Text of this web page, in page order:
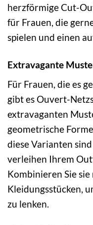
herzförmige Cut-
für Frauen, die
spielen und einen
Extravagante
Für Frauen, die es
gibt es Ouvert-
extravaganten
geometrische
diese Varianten
verleihen Ihrem
Kombinieren Sie
Kleidungsstücken,
zu lenken.